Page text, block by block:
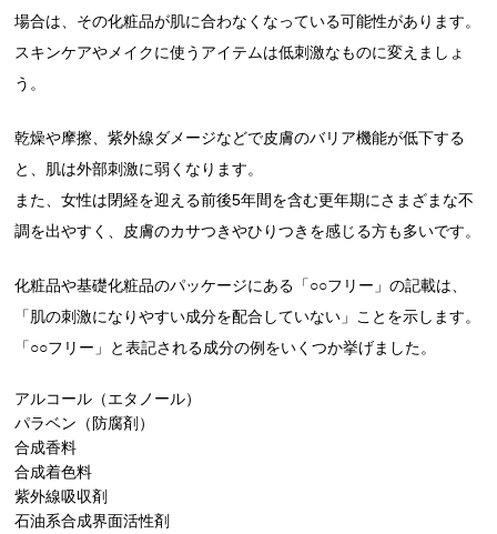
場合は、その化粧品が肌に合わなくなっている可能性があります。
スキンケアやメイクに使うアイテムは低刺激なものに変えましょ
う。
乾燥や摩擦、紫外線ダメージなどで皮膚のバリア機能が低下する
と、肌は外部刺激に弱くなります。
また、女性は閉経を迎える前後5年間を含む更年期にさまざまな不
調を出やすく、皮膚のカサつきやひりつきを感じる方も多いです。
化粧品や基礎化粧品のパッケージにある「○○フリー」の記載は、
「肌の刺激になりやすい成分を配合していない」ことを示します。
「○○フリー」と表記される成分の例をいくつか挙げました。
アルコール（エタノール）
パラベン（防腐剤）
合成香料
合成着色料
紫外線吸収剤
石油系合成界面活性剤